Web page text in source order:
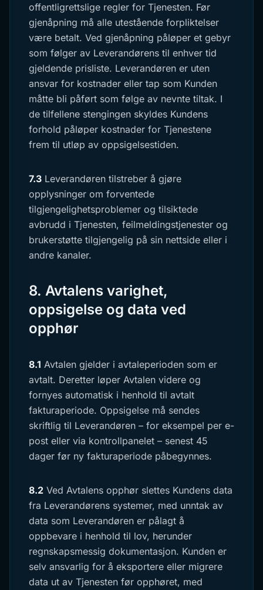
offentligrettslige regler for Tjenesten. Før
gjenåpning må alle utestående forpliktelser
være betalt. Ved gjenåpning påløper et gebyr
som følger av Leverandørens til enhver tid
gjeldende prisliste. Leverandøren er uten
ansvar for kostnader eller tap som Kunden
måtte bli påført som følge av nevnte tiltak. I
de tilfellene stengingen skyldes Kundens
forhold påløper kostnader for Tjenestene
frem til utløp av oppsigelsestiden.
7.3 Leverandøren tilstreber å gjøre
opplysninger om forventede
tilgjengelighetsproblemer og tilsiktede
avbrudd i Tjenesten, feilmeldingstjenester og
brukerstøtte tilgjengelig på sin nettside eller i
andre kanaler.
8. Avtalens varighet,
oppsigelse og data ved
opphør
8.1 Avtalen gjelder i avtaleperioden som er
avtalt. Deretter løper Avtalen videre og
fornyes automatisk i henhold til avtalt
fakturaperiode. Oppsigelse må sendes
skriftlig til Leverandøren – for eksempel per e-
post eller via kontrollpanelet – senest 45
dager før ny fakturaperiode påbegynnes.
8.2 Ved Avtalens opphør slettes Kundens data
fra Leverandørens systemer, med unntak av
data som Leverandøren er pålagt å
oppbevare i henhold til lov, herunder
regnskapsmessig dokumentasjon. Kunden er
selv ansvarlig for å eksportere eller migrere
data ut av Tjenesten før opphøret, med